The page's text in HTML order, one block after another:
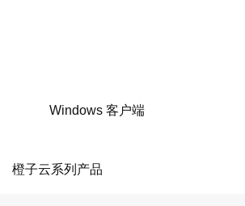
Windows 客户端
橙子云系列产品